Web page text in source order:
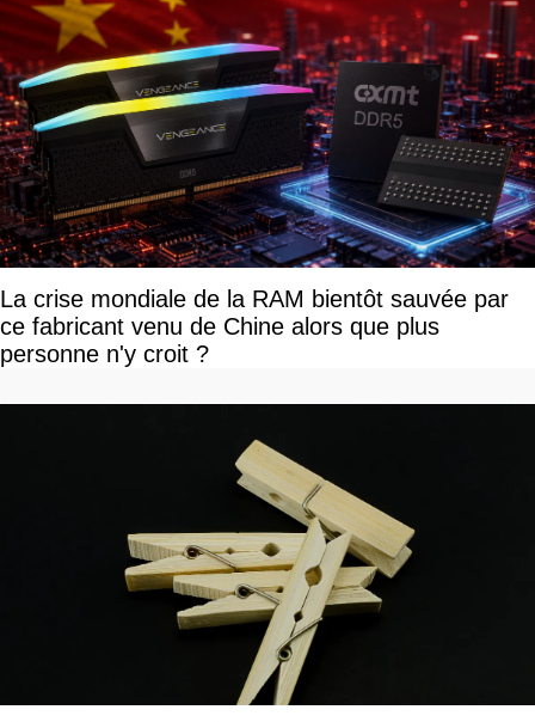
La crise mondiale de la RAM bientôt sauvée par
ce fabricant venu de Chine alors que plus
personne n'y croit ?